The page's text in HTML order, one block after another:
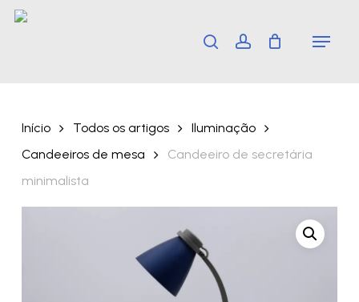
Skip
search account Menu
Início Todos os artigos
Iluminação
Candeeiros de mesa
Candeeiro de secretária
minimalista